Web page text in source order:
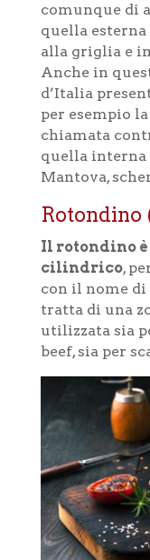
comunque di
quella
alla griglia e
Anche in
d’Italia
per esempio
chiamata
quella interna
Mantova,
Rotondino
Il rotondino
cilindrico,
con il nome
tratta di una
utilizzata sia
beef, sia per